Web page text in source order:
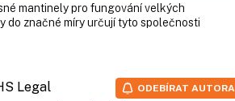
mantinely pro fungování velkých
do značné míry určují tyto společnosti
Legal
ODEBÍRAT AUTORA